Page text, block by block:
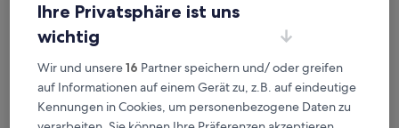
Ihre Privatsphäre ist uns
wichtig
Wir und unsere16 Partner speichern und/ oder greifen
auf Informationen auf einem Gerät zu, z.B. auf eindeutige
Kennungen in Cookies, um personenbezogene Daten zu